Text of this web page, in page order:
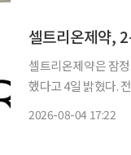
셀트리온제약,
셀트리온제약은 잠
했다고 4일 밝혔다.
2026-08-04 17:22